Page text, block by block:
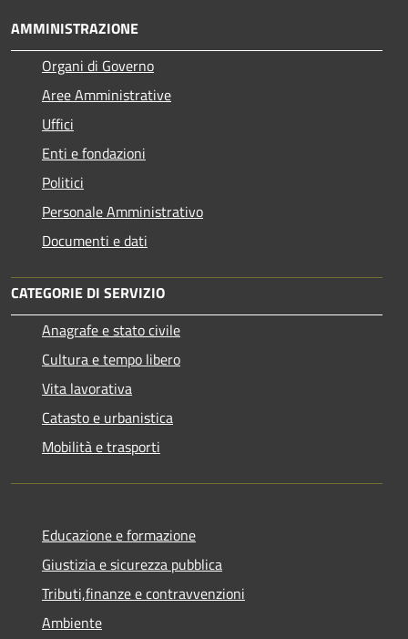
AMMINISTRAZIONE
Organi di Governo
Aree Amministrative
Uffici
Enti e fondazioni
Politici
Personale Amministrativo
Documenti e dati
CATEGORIE DI SERVIZIO
Anagrafe e stato civile
Cultura e tempo libero
Vita lavorativa
Catasto e urbanistica
Mobilità e trasporti
Educazione e formazione
Giustizia e sicurezza pubblica
Tributi,finanze e contravvenzioni
Ambiente